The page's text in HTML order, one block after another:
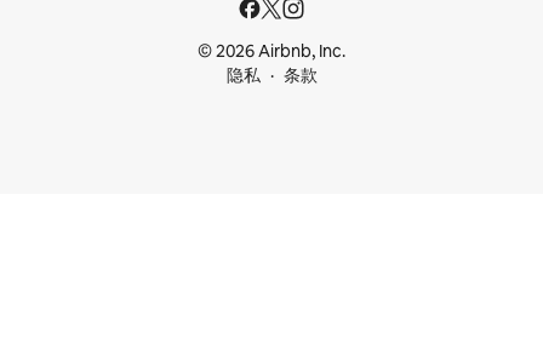
© 2026 Airbnb, Inc.
隐私
条款